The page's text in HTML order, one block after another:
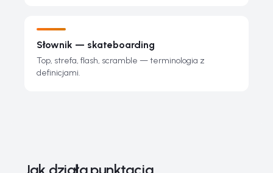
Słownik — skateboarding
Top, strefa, flash, scramble — terminologia z
definicjami.